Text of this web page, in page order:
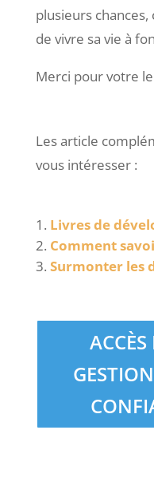
plusieurs
de vivre sa vie à
Merci pour votre
Les article
vous intéresser :
Livres de
Comment
Surmonter les